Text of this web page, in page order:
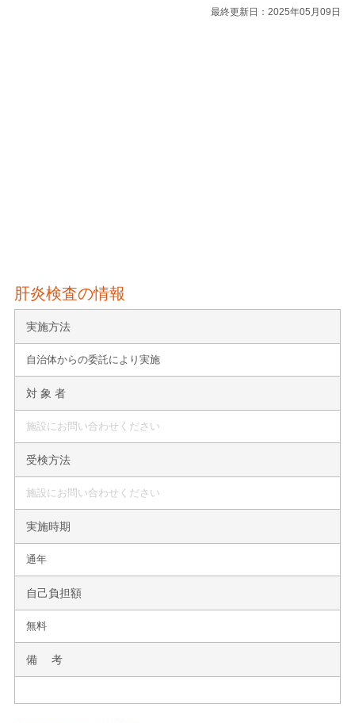
最終更新日：2025年05月09日
肝炎検査の情報
実施方法
自治体からの委託により実施
対 象 者
施設にお問い合わせください
受検方法
施設にお問い合わせください
実施時期
通年
自己負担額
無料
備 考